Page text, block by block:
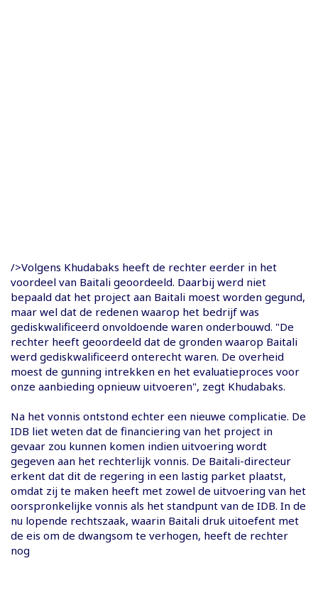
/>Volgens Khudabaks heeft de rechter eerder in het
voordeel van Baitali geoordeeld. Daarbij werd niet
bepaald dat het project aan Baitali moest worden gegund,
maar wel dat de redenen waarop het bedrijf was
gediskwalificeerd onvoldoende waren onderbouwd. "De
rechter heeft geoordeeld dat de gronden waarop Baitali
werd gediskwalificeerd onterecht waren. De overheid
moest de gunning intrekken en het evaluatieproces voor
onze aanbieding opnieuw uitvoeren", zegt Khudabaks.
Na het vonnis ontstond echter een nieuwe complicatie. De
IDB liet weten dat de financiering van het project in
gevaar zou kunnen komen indien uitvoering wordt
gegeven aan het rechterlijk vonnis. De Baitali-directeur
erkent dat dit de regering in een lastig parket plaatst,
omdat zij te maken heeft met zowel de uitvoering van het
oorspronkelijke vonnis als het standpunt van de IDB. In de
nu lopende rechtszaak, waarin Baitali druk uitoefent met
de eis om de dwangsom te verhogen, heeft de rechter
nog